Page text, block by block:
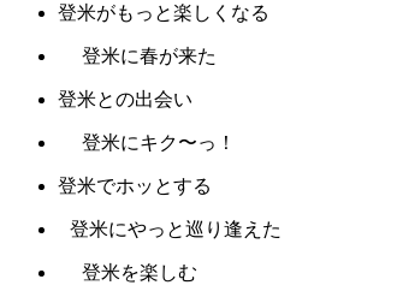
登米がもっと楽しくなる
登米に春が来た
登米との出会い
登米にキク〜っ！
登米でホッとする
登米にやっと巡り逢えた
登米を楽しむ